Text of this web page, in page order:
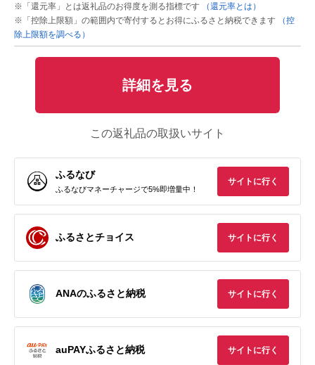
※「還元率」とは返礼品のお得度を測る指標です
（還元率とは）
※「控除上限額」の範囲内で寄付するとお得にふるさと納税できます
（控
除上限額を調べる）
詳細を見る
この返礼品の取扱いサイト
ふるなび
ふるなびマネーチャージで5%即増量中！
サイトに行く
ふるさとチョイス サイトに行く
ANAのふるさと納税 サイトに行く
auPAYふるさと納税 サイトに行く